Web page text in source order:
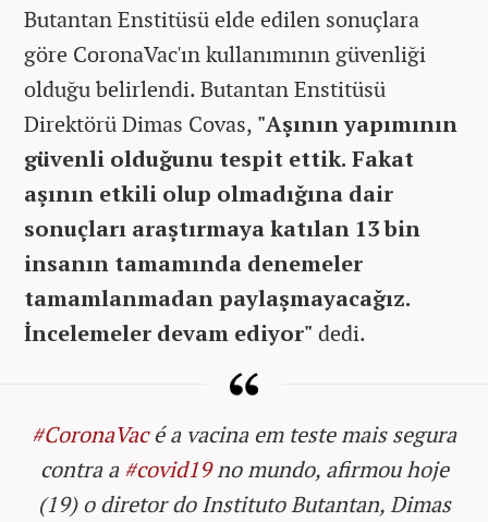
Butantan Enstitüsü elde edilen sonuçlara
göre CoronaVac'ın kullanımının güvenliği
olduğu belirlendi. Butantan Enstitüsü
Direktörü Dimas Covas, "Aşının yapımının
güvenli olduğunu tespit ettik. Fakat
aşının etkili olup olmadığına dair
sonuçları araştırmaya katılan 13 bin
insanın tamamında denemeler
tamamlanmadan paylaşmayacağız.
İncelemeler devam ediyor" dedi.
#CoronaVacé a vacina em teste mais segura
contra a #covid19no mundo, afirmou hoje
(19) o diretor do Instituto Butantan, Dimas